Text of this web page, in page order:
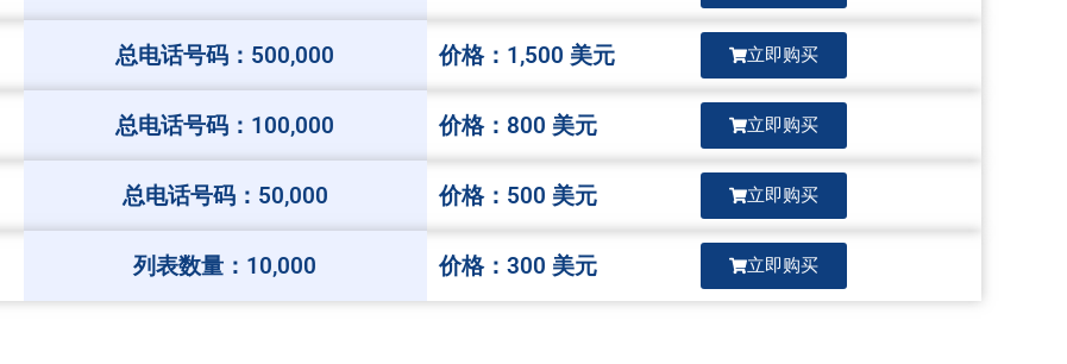
总电话号码：500,000 价格：1,500 美元 立即购买
总电话号码：100,000 价格：800 美元 立即购买
总电话号码：50,000 价格：500 美元 立即购买
列表数量：10,000 价格：300 美元 立即购买